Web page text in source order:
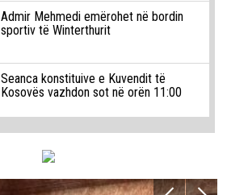
Admir Mehmedi emërohet në bordin
sportiv të Winterthurit
Seanca konstituive e Kuvendit të
Kosovës vazhdon sot në orën 11:00